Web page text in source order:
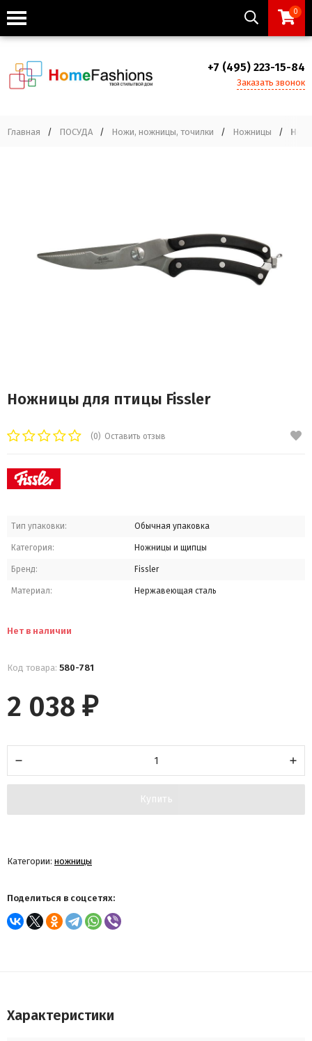
0
+7 (495) 223-15-84
Заказать звонок
Главная / ПОСУДА / Ножи, ножницы, точилки / Ножницы /
Ножницы для птицы Fissler
(0) Оставить отзыв
Тип упаковки: Обычная упаковка
Категория: Ножницы и щипцы
Бренд: Fissler
Материал: Нержавеющая сталь
Нет в наличии
Код товара: 580-781
2 038 ₽
Купить
Категории: ножницы
Поделиться в соцсетях:
Характеристики